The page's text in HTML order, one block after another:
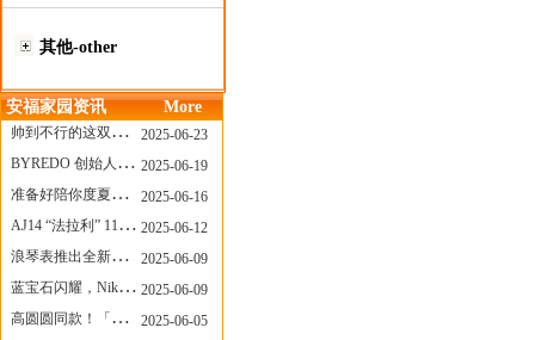
其他-other
安福家园资讯 More
帅到不行的这双跑鞋，其实藏着Nike第一位签约跑者的故事
2025-06-23
BYREDO 创始人离任，也带走了那份灵魂感
2025-06-19
准备好陪你度夏，nanamica x Suicoke 新联名来了
2025-06-16
AJ14 “法拉利” 11年后回归，红色超跑气场全开
2025-06-12
浪琴表推出全新先行者系列祖鲁时间1925腕表
2025-06-09
蓝宝石闪耀，Nike Air Max DN8 华丽变身
2025-06-09
高圆圆同款！「赤足New Balance」新联名曝光，铺货了
2025-06-05